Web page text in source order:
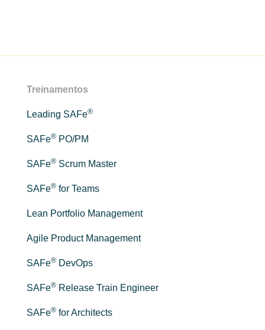
Treinamentos
Leading SAFe®
SAFe® PO/PM
SAFe® Scrum Master
SAFe® for Teams
Lean Portfolio Management
Agile Product Management
SAFe® DevOps
SAFe® Release Train Engineer
SAFe® for Architects